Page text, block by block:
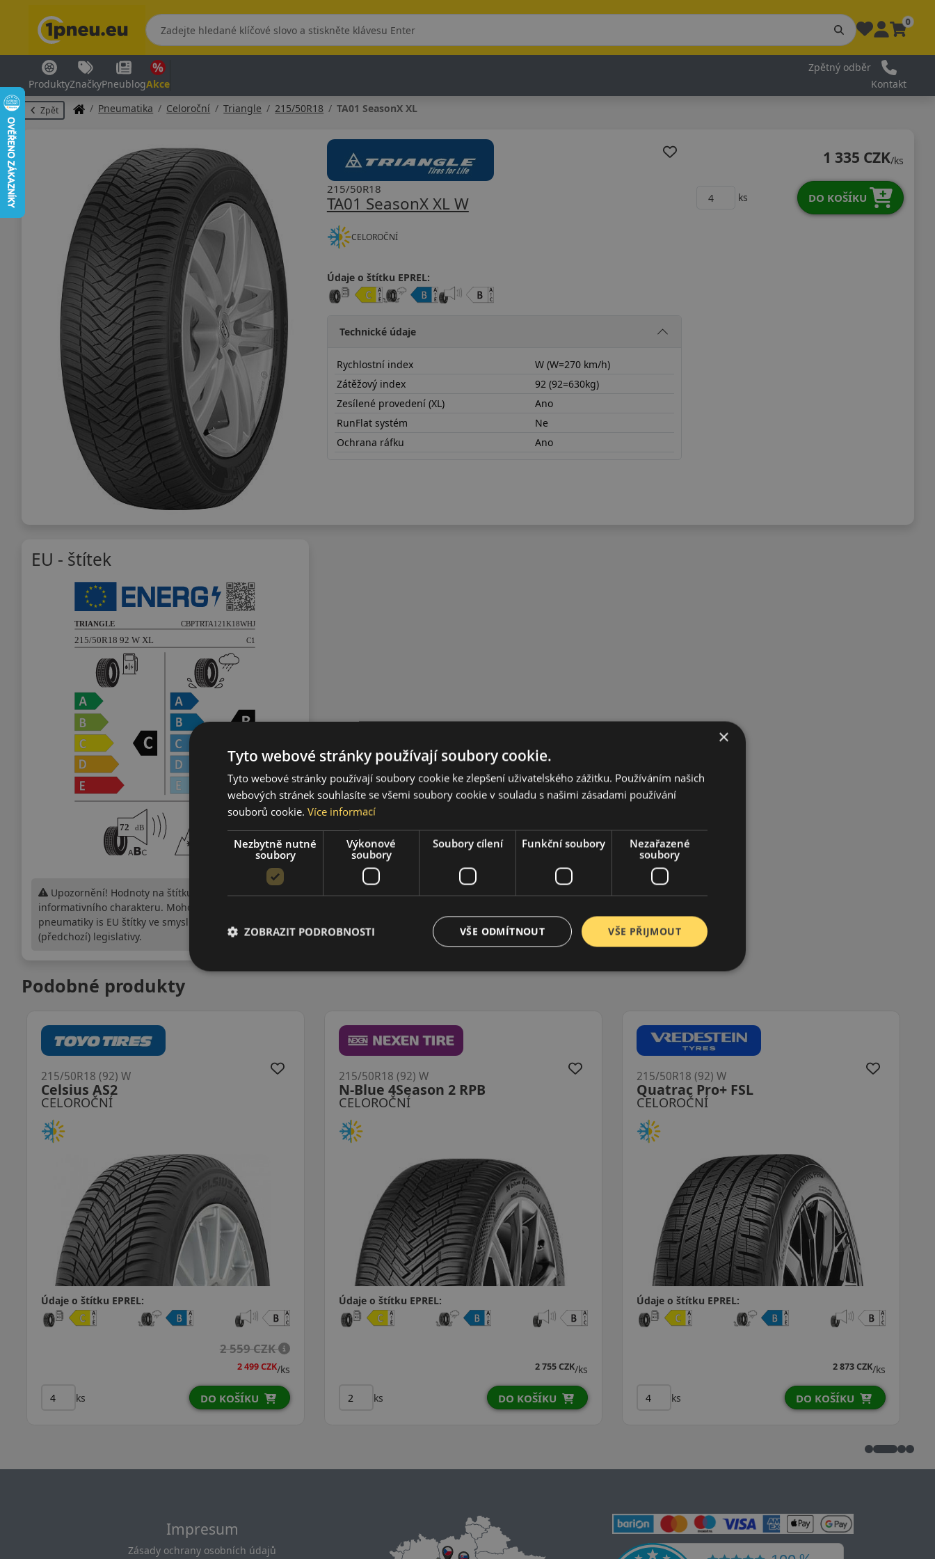
0
ProduktyZnačkyPneublogAkce
Zpětný odběr
Kontakt
Zpět Pneumatika Celoroční Triangle 215/50R18 TA01 SeasonX XL
TA01 SeasonX XL W
215/50R18
CELOROČNÍ
Údaje o štítku EPREL:
Technické údaje
Rychlostní index
W (W=270 km/h)
Zátěžový index
92 (92=630kg)
Zesílené provedení (XL)
Ano
RunFlat systém
Ne
Ochrana ráfku
Ano
1 335 CZK/ks
ks DO KOŠÍKU
EU - štítek
Upozornění! Hodnoty na štítku jsou pouze
informativního charakteru. Mohou být dodány
pneumatiky is EU štítky ve smyslu dosud platné
(předchozí) legislativy.
Podobné produkty
CELOROČNÍ
AllSeasonContact 2 FR
215/50R18 (92) W
Údaje o štítku EPREL:
3 591 CZK/ks
ks DO KOŠÍKU
CELOROČNÍ
Cinturato Allseason SF3
215/50R18 (92) W
Údaje o štítku EPREL:
3 649 CZK/ks
ks DO KOŠÍKU
CELOROČNÍ
Crossclimate 3
215/50R18 (92) W
Údaje o štítku EPREL:
3 860 CZK/ks
ks DO KOŠÍKU
Impresum
Zásady ochrany osobních údajů
×
Tyto webové stránky používají soubory cookie.
Tyto webové stránky používají soubory cookie ke zlepšení uživatelského zážitku. Používáním našich
webových stránek souhlasíte se všemi soubory cookie v souladu s našimi zásadami používání
souborů cookie. Více informací
Nezbytně nutné
soubory
Výkonové
soubory
Soubory cílení Funkční soubory
Nezařazené
soubory
VŠE PŘIJMOUT
VŠE ODMÍTNOUT
ZOBRAZIT PODROBNOSTI